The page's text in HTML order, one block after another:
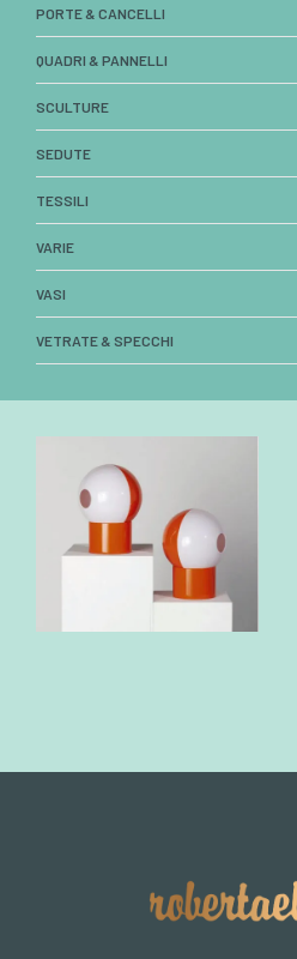
PORTE & CANCELLI
QUADRI & PANNELLI
SCULTURE
SEDUTE
TESSILI
VARIE
VASI
VETRATE & SPECCHI